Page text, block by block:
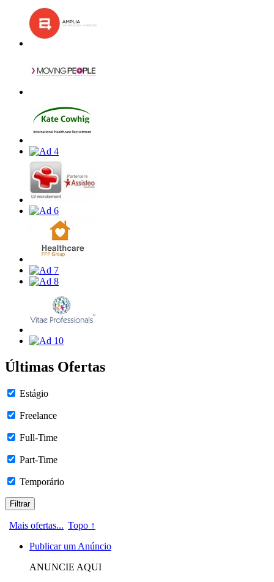
Últimas Ofertas
Estágio
Freelance
Full-Time
Part-Time
Temporário
Mais ofertas... Topo ↑
Publicar um Anúncio
ANUNCIE AQUI